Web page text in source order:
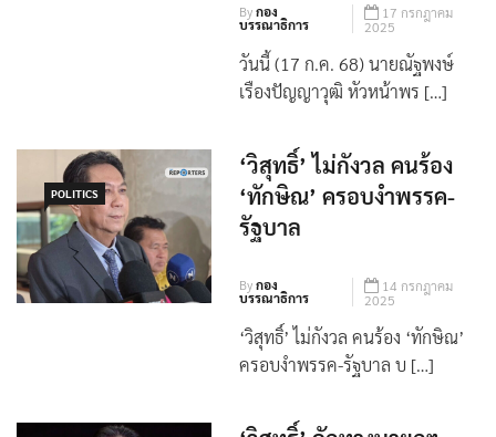
Byกอง
บรรณาธิการ
17 กรกฎาคม
2025
วันนี้ (17 ก.ค. 68) นายณัฐพงษ์
เรืองปัญญาวุฒิ หัวหน้าพร […]
POLITICS
‘วิสุทธิ์’ ไม่กังวล คนร้อง
‘ทักษิณ’ ครอบงำพรรค-
รัฐบาล
Byกอง
บรรณาธิการ
14 กรกฎาคม
2025
‘วิสุทธิ์’ ไม่กังวล คนร้อง ‘ทักษิณ’
ครอบงำพรรค-รัฐบาล บ […]